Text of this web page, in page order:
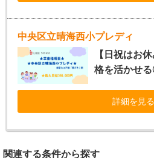
中央区立晴海西小プレディ
【日祝はお
格を活かせ
詳細を見る
関連する条件から探す